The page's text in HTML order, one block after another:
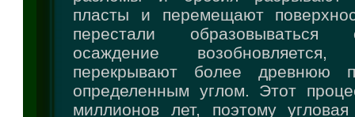
пласты и перемещают
перестали образовываться
осаждение
перекрывают более древнюю
определенным углом. Этот
миллионов лет, поэтому угловая